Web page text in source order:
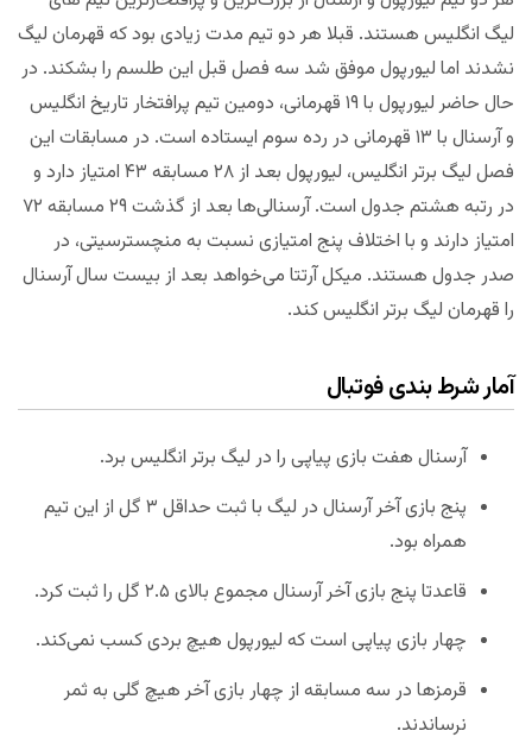
لیگ انگلیس هستند. قبلا هر دو تیم مدت زیادی بود که قهرمان لیگ
نشدند اما لیورپول موفق شد سه فصل قبل این طلسم را بشکند. در
حال حاضر لیورپول با ۱۹ قهرمانی، دومین تیم پرافتخار تاریخ انگلیس
و آرسنال با ۱۳ قهرمانی در رده سوم ایستاده است. در مسابقات این
فصل لیگ برتر انگلیس، لیورپول بعد از ۲۸ مسابقه ۴۳ امتیاز دارد و
در رتبه هشتم جدول است. آرسنالی‌ها بعد از گذشت ۲۹ مسابقه ۷۲
امتیاز دارند و با اختلاف پنج امتیازی نسبت به منچسترسیتی، در
صدر جدول هستند. میکل آرتتا می‌خواهد بعد از بیست سال آرسنال
را قهرمان لیگ برتر انگلیس کند.
آمار شرط بندی فوتبال
آرسنال هفت بازی پیاپی را در لیگ برتر انگلیس برد.
پنج بازی آخر آرسنال در لیگ با ثبت حداقل ۳ گل از این تیم
همراه بود.
قاعدتا پنج بازی آخر آرسنال مجموع بالای ۲.۵ گل را ثبت کرد.
چهار بازی پیاپی است که لیورپول هیچ بردی کسب نمی‌کند.
قرمزها در سه مسابقه از چهار بازی آخر هیچ گلی به ثمر
نرساندند.